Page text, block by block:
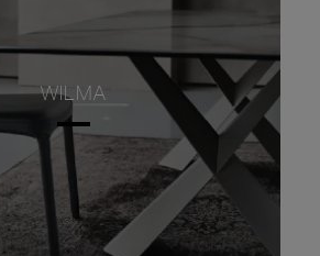
WILMA